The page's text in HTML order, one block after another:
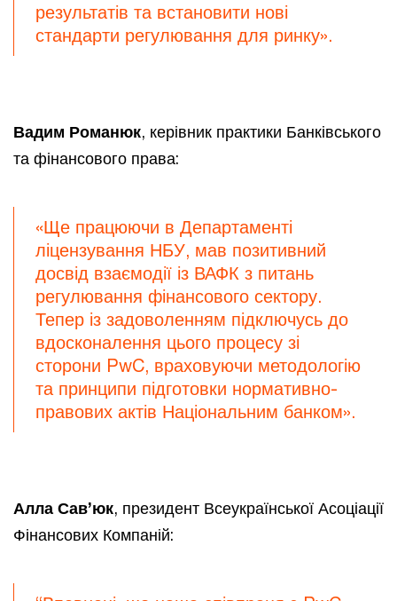
результатів та встановити нові
стандарти регулювання для ринку».
Вадим Романюк, керівник практики Банківського
та фінансового права:
«Ще працюючи в Департаменті
ліцензування НБУ, мав позитивний
досвід взаємодії із ВАФК з питань
регулювання фінансового сектору.
Тепер із задоволенням підключусь до
вдосконалення цього процесу зі
сторони PwC, враховуючи методологію
та принципи підготовки нормативно-
правових актів Національним банком».
Алла Сав’юк, президент Всеукраїнської Асоціації
Фінансових Компаній: